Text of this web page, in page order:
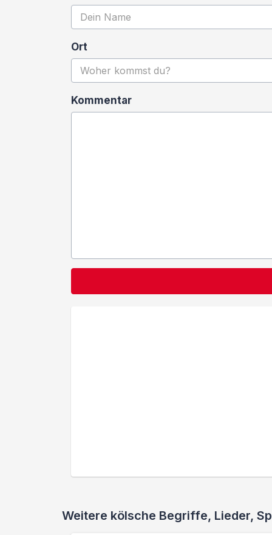
Ort
Kommentar
Weitere kölsche Begriffe, Lieder,